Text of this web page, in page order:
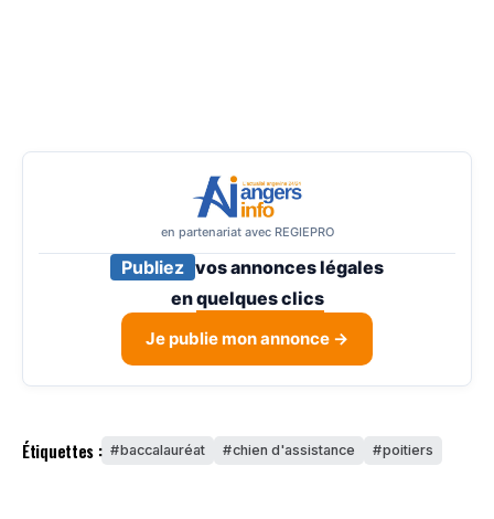
en partenariat avec REGIEPRO
Publiez vos annonces légales
enquelques clics
Je publie mon annonce →
Étiquettes : baccalauréat chien d'assistance poitiers